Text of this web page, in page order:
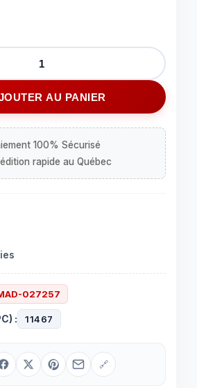
AU PANIER
027257
: 11467
🔗